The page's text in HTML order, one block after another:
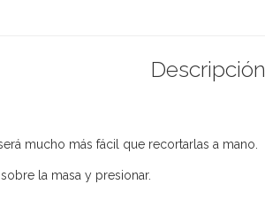
Descripción
mucho más fácil que recortarlas a mano.
la masa y presionar.